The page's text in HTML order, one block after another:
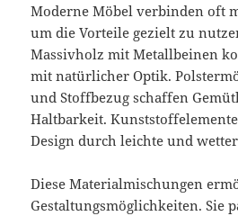
Moderne Möbel verbinden oft
um die Vorteile gezielt zu
Massivholz mit Metallbeinen
mit natürlicher Optik.
und Stoffbezug schaffen
Haltbarkeit.
Design durch leichte und
Diese Materialmischungen
Gestaltungsmöglichkeiten. Sie